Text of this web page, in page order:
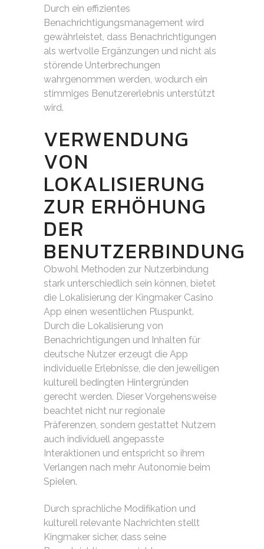
Durch ein effizientes
Benachrichtigungsmanagement wird
gewährleistet, dass Benachrichtigungen
als wertvolle Ergänzungen und nicht als
störende Unterbrechungen
wahrgenommen werden, wodurch ein
stimmiges Benutzererlebnis unterstützt
wird.
VERWENDUNG
VON
LOKALISIERUNG
ZUR ERHÖHUNG
DER
BENUTZERBINDUNG
Obwohl Methoden zur Nutzerbindung
stark unterschiedlich sein können, bietet
die Lokalisierung der Kingmaker Casino
App einen wesentlichen Pluspunkt.
Durch die Lokalisierung von
Benachrichtigungen und Inhalten für
deutsche Nutzer erzeugt die App
individuelle Erlebnisse, die den jeweiligen
kulturell bedingten Hintergründen
gerecht werden. Dieser Vorgehensweise
beachtet nicht nur regionale
Präferenzen, sondern gestattet Nutzern
auch individuell angepasste
Interaktionen und entspricht so ihrem
Verlangen nach mehr Autonomie beim
Spielen.
Durch sprachliche Modifikation und
kulturell relevante Nachrichten stellt
Kingmaker sicher, dass seine